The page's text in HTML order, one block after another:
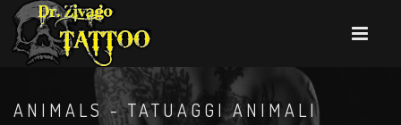
ANIMALS - TATUAGGI ANIMALI